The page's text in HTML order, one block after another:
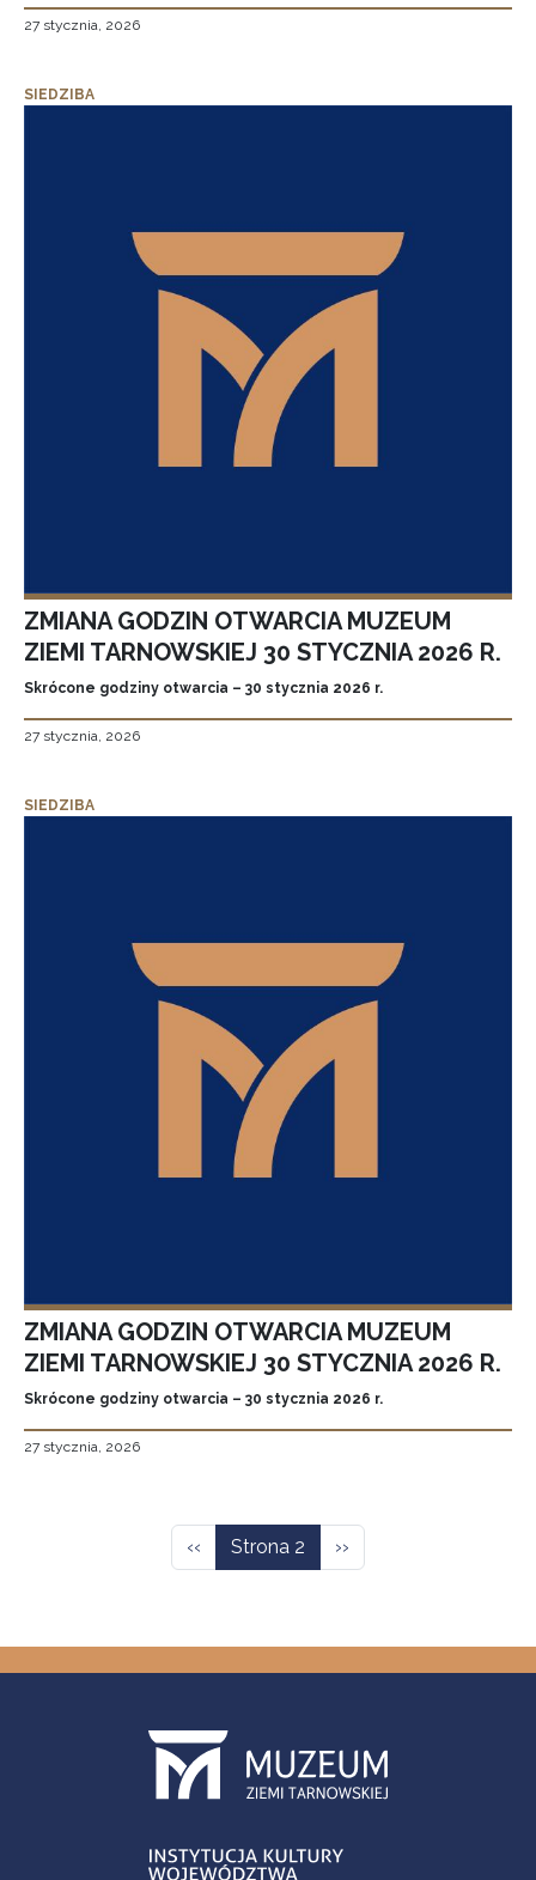
27 stycznia, 2026
SIEDZIBA
ZMIANA GODZIN OTWARCIA MUZEUM
ZIEMI TARNOWSKIEJ 30 STYCZNIA 2026 R.
Skrócone godziny otwarcia – 30 stycznia 2026 r.
27 stycznia, 2026
SIEDZIBA
ZMIANA GODZIN OTWARCIA MUZEUM
ZIEMI TARNOWSKIEJ 30 STYCZNIA 2026 R.
Skrócone godziny otwarcia – 30 stycznia 2026 r.
27 stycznia, 2026
Poprzednia strona
‹‹ Strona 2 Następna strona
››